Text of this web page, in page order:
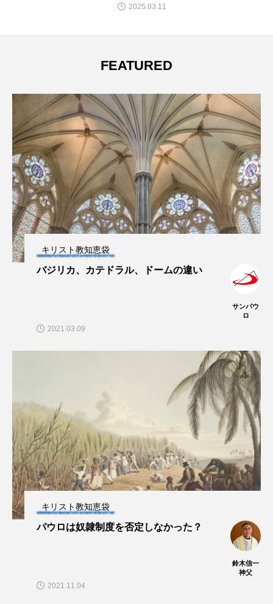
FEATURED
キリスト教知恵袋
バジリカ、カテドラル、ドームの違い
サンパウ
ロ
2021.03.09
キリスト教知恵袋
パウロは奴隷制度を否定しなかった？
鈴木信一
神父
2021.11.04